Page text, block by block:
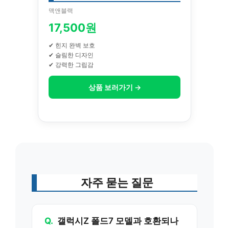
맥앤블랙
17,500원
✔ 힌지 완벽 보호
✔ 슬림한 디자인
✔ 강력한 그립감
상품 보러가기 →
자주 묻는 질문
Q. 갤럭시Z 폴드7 모델과 호환되나